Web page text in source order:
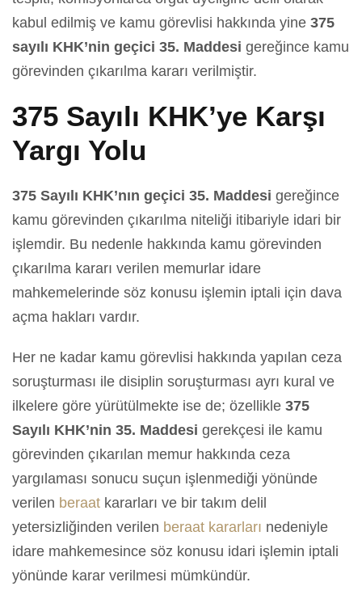
kabul edilmiş ve kamu görevlisi hakkında yine 375
sayılı KHK’nin geçici 35. Maddesi gereğince kamu
görevinden çıkarılma kararı verilmiştir.
375 Sayılı KHK’ye Karşı
Yargı Yolu
375 Sayılı KHK’nın geçici 35. Maddesi gereğince
kamu görevinden çıkarılma niteliği itibariyle idari bir
işlemdir. Bu nedenle hakkında kamu görevinden
çıkarılma kararı verilen memurlar idare
mahkemelerinde söz konusu işlemin iptali için dava
açma hakları vardır.
Her ne kadar kamu görevlisi hakkında yapılan ceza
soruşturması ile disiplin soruşturması ayrı kural ve
ilkelere göre yürütülmekte ise de; özellikle 375
Sayılı KHK’nin 35. Maddesi gerekçesi ile kamu
görevinden çıkarılan memur hakkında ceza
yargılaması sonucu suçun işlenmediği yönünde
verilen beraat kararları ve bir takım delil
yetersizliğinden verilen beraat kararları nedeniyle
idare mahkemesince söz konusu idari işlemin iptali
yönünde karar verilmesi mümkündür.